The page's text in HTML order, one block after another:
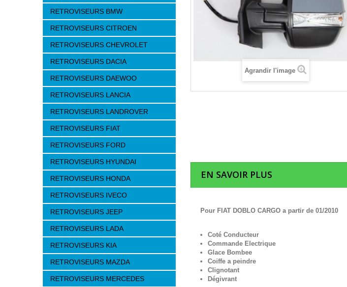
RETROVISEURS BMW
RETROVISEURS CITROEN
RETROVISEURS CHEVROLET
RETROVISEURS DACIA
RETROVISEURS DAEWOO
RETROVISEURS LANCIA
RETROVISEURS LANDROVER
RETROVISEURS FIAT
RETROVISEURS FORD
RETROVISEURS HYUNDAI
RETROVISEURS HONDA
RETROVISEURS IVECO
RETROVISEURS JEEP
RETROVISEURS LADA
RETROVISEURS KIA
RETROVISEURS MAZDA
RETROVISEURS MERCEDES
Agrandir l'image
EN SAVOIR PLUS
Pour FIAT DOBLO CARGO a partir de 01/2010
Coté Conducteur
Commande Electrique
Glace Bombee
Coiffe a peindre
Clignotant
Dégivrant